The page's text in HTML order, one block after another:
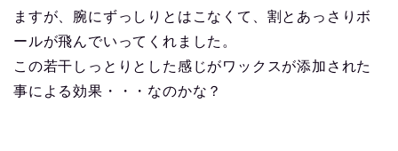
ますが、腕にずっしりとはこなくて、割とあっさりボ
ールが飛んでいってくれました。
この若干しっとりとした感じがワックスが添加された
事による効果・・・なのかな？